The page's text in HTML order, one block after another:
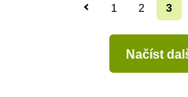
1 2 3
Načíst